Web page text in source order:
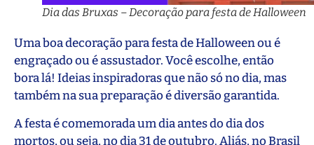
Dia das Bruxas – Decoração para festa de Halloween
Uma boa decoração para festa de Halloween ou é
engraçado ou é assustador. Você escolhe, então
bora lá! Ideias inspiradoras que não só no dia, mas
também na sua preparação é diversão garantida.
A festa é comemorada um dia antes do dia dos
mortos, ou seja, no dia 31 de outubro. Aliás, no Brasil